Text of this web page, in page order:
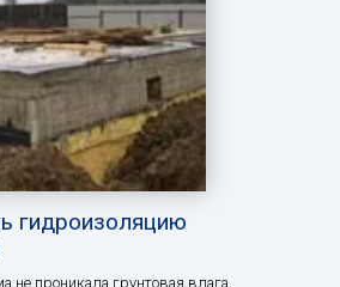
гидроизоляцию
не проникала грунтовая влага,